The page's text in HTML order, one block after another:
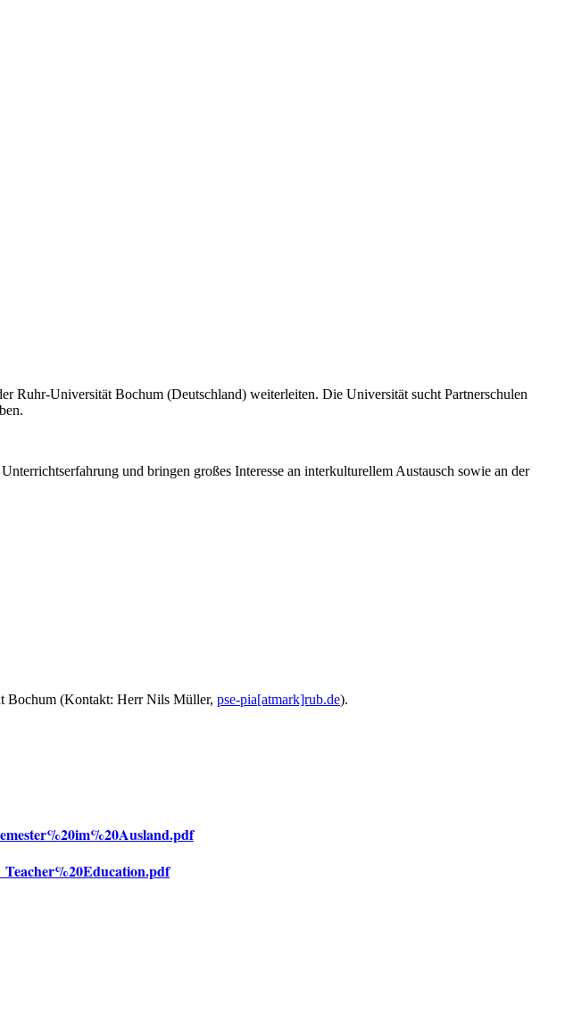
Ruhr-Universität Bochum (Deutschland) weiterleiten. Die Universität sucht Partnerschulen
und bringen großes Interesse an interkulturellem Austausch sowie an der
Bochum (Kontakt: Herr Nils Müller, pse-pia[atmark]rub.de).